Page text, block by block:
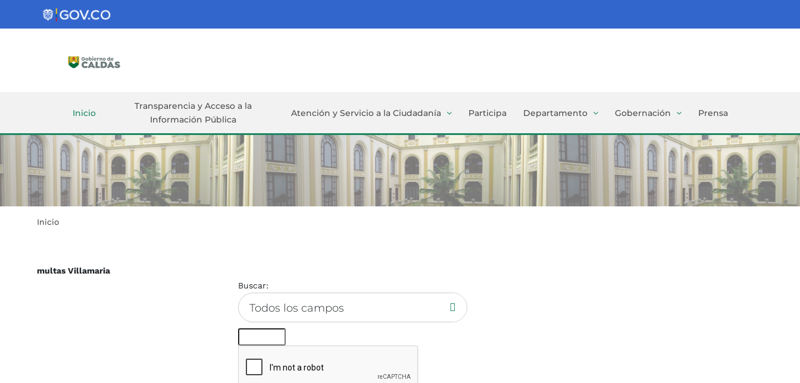
Gobernación
Inicio
Transparencia y Acceso a la
Información Pública
Atención y Servicio a la Ciudadanía Participa Departamento Gobernación Prensa
Inicio
multas Villamaria
Buscar:
Todos los campos